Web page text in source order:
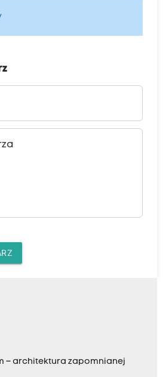
– architektura zapomnianej